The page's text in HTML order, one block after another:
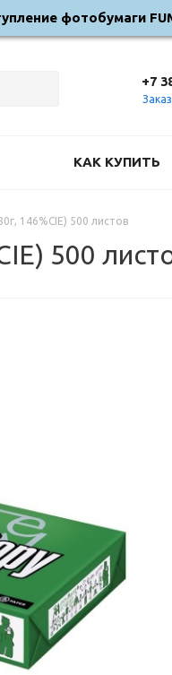
фотобумаги
+7
КАК КУПИТЬ
146%CIE) 500 листов
500